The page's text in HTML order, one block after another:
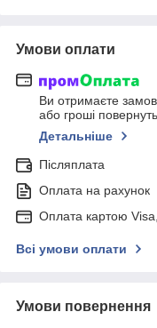
Умови оплати
Ви отримаєте
або гроші
Детальніше
Післяплата
Оплата на рахунок
Оплата картою
Всі умови оплати
Умови повернення